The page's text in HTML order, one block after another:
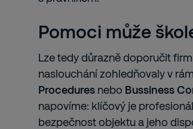
Pomoci může
Lze tedy důrazně doporučit
naslouchání zohledňovaly v
Procedures nebo Bussiness
napovíme: klíčový je
bezpečnost objektu a jeho